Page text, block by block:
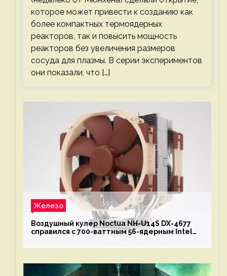
которое может привести к созданию как
более компактных термоядерных
реакторов, так и повысить мощность
реакторов без увеличения размеров
сосуда для плазмы. В серии экспериментов
они показали, что […]
Железо
Воздушный кулер Noctua NH-U14S DX-4677
справился с 700-ваттным 56-ядерным Intel